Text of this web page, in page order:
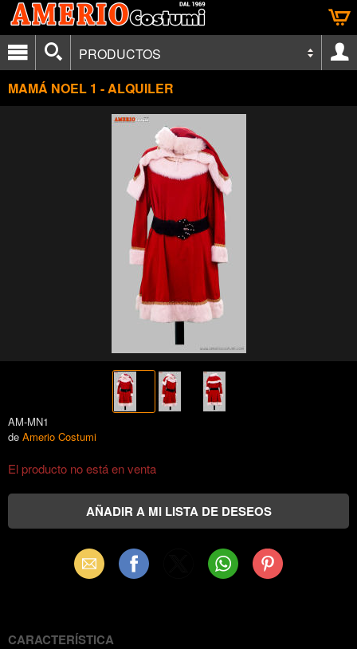
PRODUCTOS
MAMÁ NOEL 1 - ALQUILER
AM-MN1
de Amerio Costumi
El producto no está en venta
Email Facebook WhatsAppPinterest
CARACTERÍSTICA